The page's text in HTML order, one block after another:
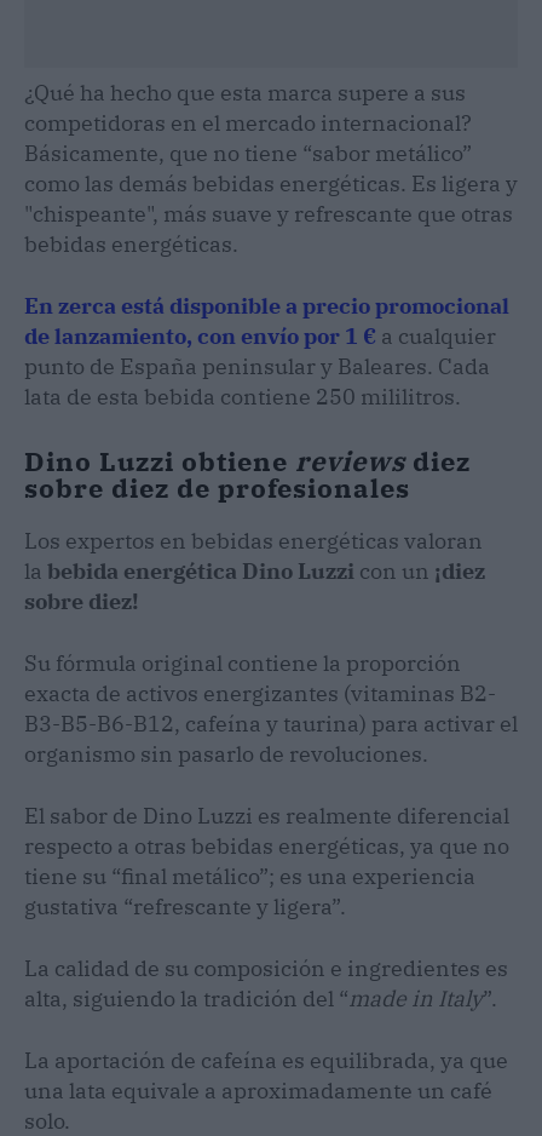
¿Qué ha hecho que esta marca supere a sus
competidoras en el mercado internacional?
Básicamente, que no tiene “sabor metálico”
como las demás bebidas energéticas. Es ligera y
"chispeante", más suave y refrescante que otras
bebidas energéticas.
En zerca está disponible a precio promocional
de lanzamiento, con envío por 1 € a cualquier
punto de España peninsular y Baleares. Cada
lata de esta bebida contiene 250 mililitros.
Dino Luzzi obtiene reviews diez
sobre diez de profesionales
Los expertos en bebidas energéticas valoran
la bebida energética Dino Luzzi con un ¡diez
sobre diez!
Su fórmula original contiene la proporción
exacta de activos energizantes (vitaminas B2-
B3-B5-B6-B12, cafeína y taurina) para activar el
organismo sin pasarlo de revoluciones.
El sabor de Dino Luzzi es realmente diferencial
respecto a otras bebidas energéticas, ya que no
tiene su “final metálico”; es una experiencia
gustativa “refrescante y ligera”.
La calidad de su composición e ingredientes es
alta, siguiendo la tradición del “made in Italy”.
La aportación de cafeína es equilibrada, ya que
una lata equivale a aproximadamente un café
solo.